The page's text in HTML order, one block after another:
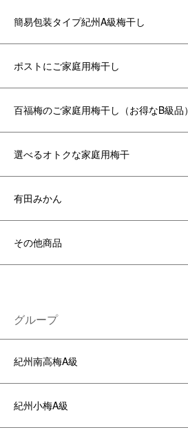
簡易包装タイプ紀州A級梅干し
ポストにご家庭用梅干し
百福梅のご家庭用梅干し（お得なB級品）
選べるオトクな家庭用梅干
有田みかん
その他商品
グループ
紀州南高梅A級
紀州小梅A級